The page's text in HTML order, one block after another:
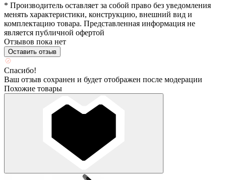
* Производитель оставляет за собой право без уведомления
менять характеристики, конструкцию, внешний вид и
комплектацию товара. Представленная информация не
является публичной офертой
Отзывов пока нет
Оставить отзыв
Спасибо!
Ваш отзыв сохранен и будет отображен после модерации
Похожие товары